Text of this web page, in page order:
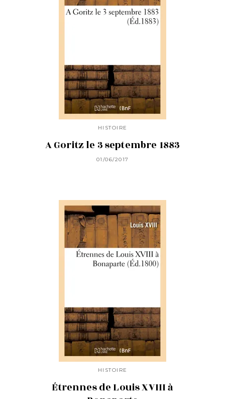
HISTOIRE
A Goritz le 3 septembre 1883
01/06/2017
HISTOIRE
Étrennes de Louis XVIII à